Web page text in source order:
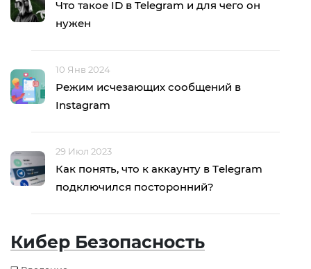
Что такое ID в Telegram и для чего он
нужен
10 Янв 2024
Режим исчезающих сообщений в
Instagram
29 Июл 2023
Как понять, что к аккаунту в Тelegram
подключился посторонний?
Кибер Безопасность